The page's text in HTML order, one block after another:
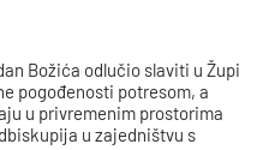
Božića odlučio slaviti u Župi
pogođenosti potresom, a
u privremenim prostorima
u zajedništvu s